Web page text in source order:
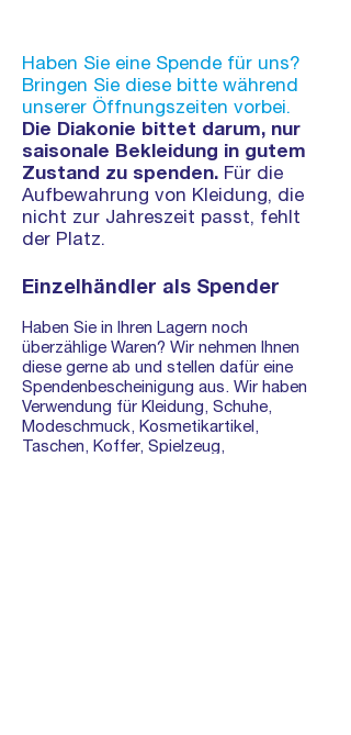
Haben Sie eine Spende für uns?
Bringen Sie diese bitte während
unserer Öffnungszeiten vorbei.
Die Diakonie bittet darum, nur
saisonale Bekleidung in gutem
Zustand zu spenden. Für die
Aufbewahrung von Kleidung, die
nicht zur Jahreszeit passt, fehlt
der Platz.
Einzelhändler als Spender
Haben Sie in Ihren Lagern noch
überzählige Waren? Wir nehmen Ihnen
diese gerne ab und stellen dafür eine
Spendenbescheinigung aus. Wir haben
Verwendung für Kleidung, Schuhe,
Modeschmuck, Kosmetikartikel,
Taschen, Koffer, Spielzeug,